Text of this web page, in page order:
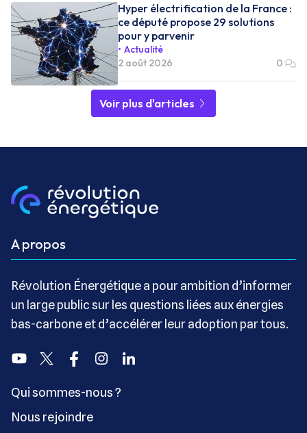
Hyper électrification de la France :
ce député propose 29 solutions
pour y parvenir
Actualité
2 août 2026
0
Voir plus d'articles
A propos
Révolution Énergétique a pour ambition d’informer
un large public sur les questions liées aux énergies
bas-carbone et d’accélérer leur adoption par tous.
YoutubeTwitter FacebookInstagramLinkedin
Qui sommes-nous ?
Nous rejoindre